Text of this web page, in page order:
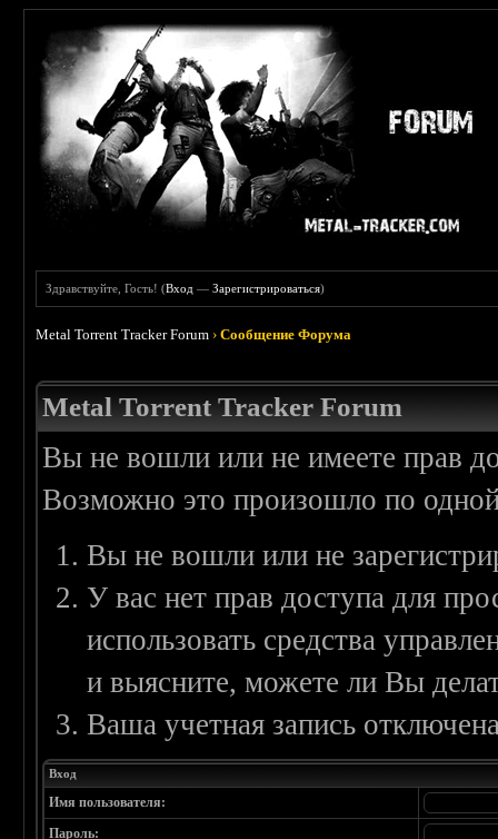
Здравствуйте, Гость! (Вход —Зарегистрироваться)
Metal Torrent Tracker Forum ›Сообщение Форума
Metal Torrent Tracker Forum
Вы не вошли или не имеете прав
Возможно это произошло по
Вы не вошли или не
У вас нет прав доступа для
использовать средства
и выясните, можете ли Вы
Ваша учетная запись
Вход
Имя пользователя:
Пароль: